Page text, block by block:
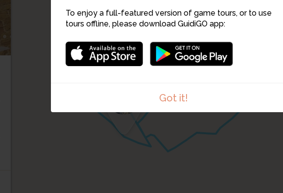
To enjoy a full-featured version of game tours, or to use
tours offline, please download GuidiGO app:
Got it!
9
8
7
21